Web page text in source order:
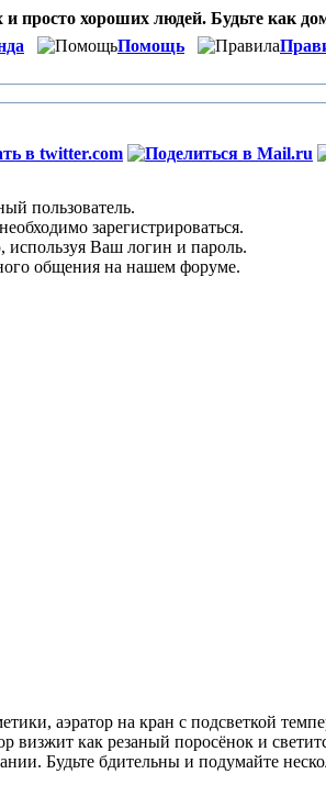
просто хороших людей. Будьте как
Помощь
пользователь.
зарегистрироваться.
Ваш логин и пароль.
общения на нашем форуме.
аэратор на кран с подсветкой
визжит как резаный поросёнок и
Будьте бдительны и подумайте